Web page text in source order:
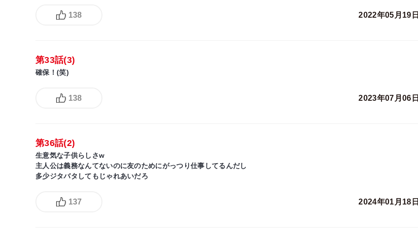
138 2022年05月19日
第33話(3)
確保！(笑)
138 2023年07月06日
第36話(2)
生意気な子供らしさw
主人公は義務なんてないのに友のためにがっつり仕事してるんだし
多少ジタバタしてもじゃれあいだろ
137 2024年01月18日